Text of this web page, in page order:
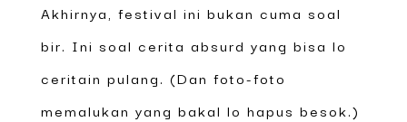
Akhirnya, festival ini bukan cuma soal
bir. Ini soal cerita absurd yang bisa lo
ceritain pulang. (Dan foto-foto
memalukan yang bakal lo hapus besok.)